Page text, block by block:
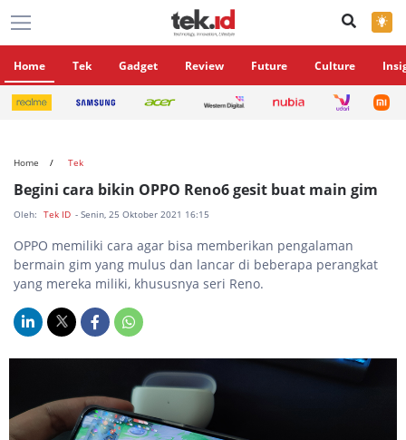
×
Home Tek Gadget Review Future Culture
Home Tek
Begini cara bikin OPPO Reno6 gesit buat main gim
Oleh: Tek ID - Senin, 25 Oktober 2021 16:15
OPPO memiliki cara agar bisa memberikan pengalaman
bermain gim yang mulus dan lancar di beberapa perangkat
yang mereka miliki, khususnya seri Reno.